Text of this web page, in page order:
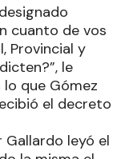
cuanto de vos
Provincial y
le
que Gómez
el decreto
leyó el